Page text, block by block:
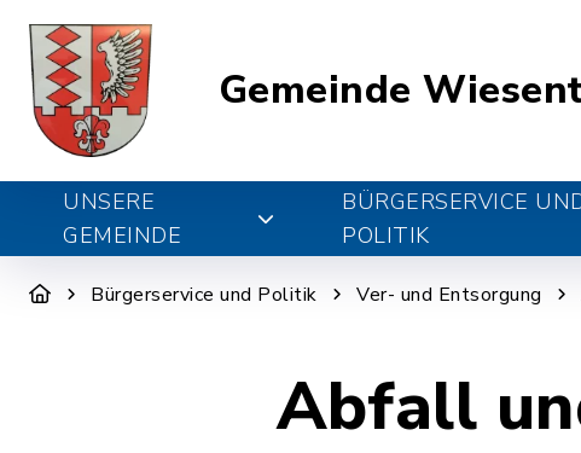
Gemeinde
UNSERE
GEMEINDE
BÜRGERSERVICE
POLITIK
Bürgerservice und Politik Ver- und Entsorgung
Abfall